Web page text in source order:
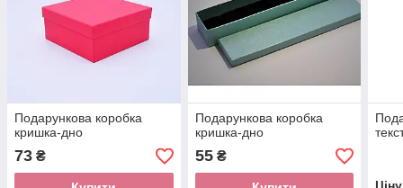
Подарункова коробка
кришка-дно
73 ₴
Подарункова коробка
кришка-дно
55₴